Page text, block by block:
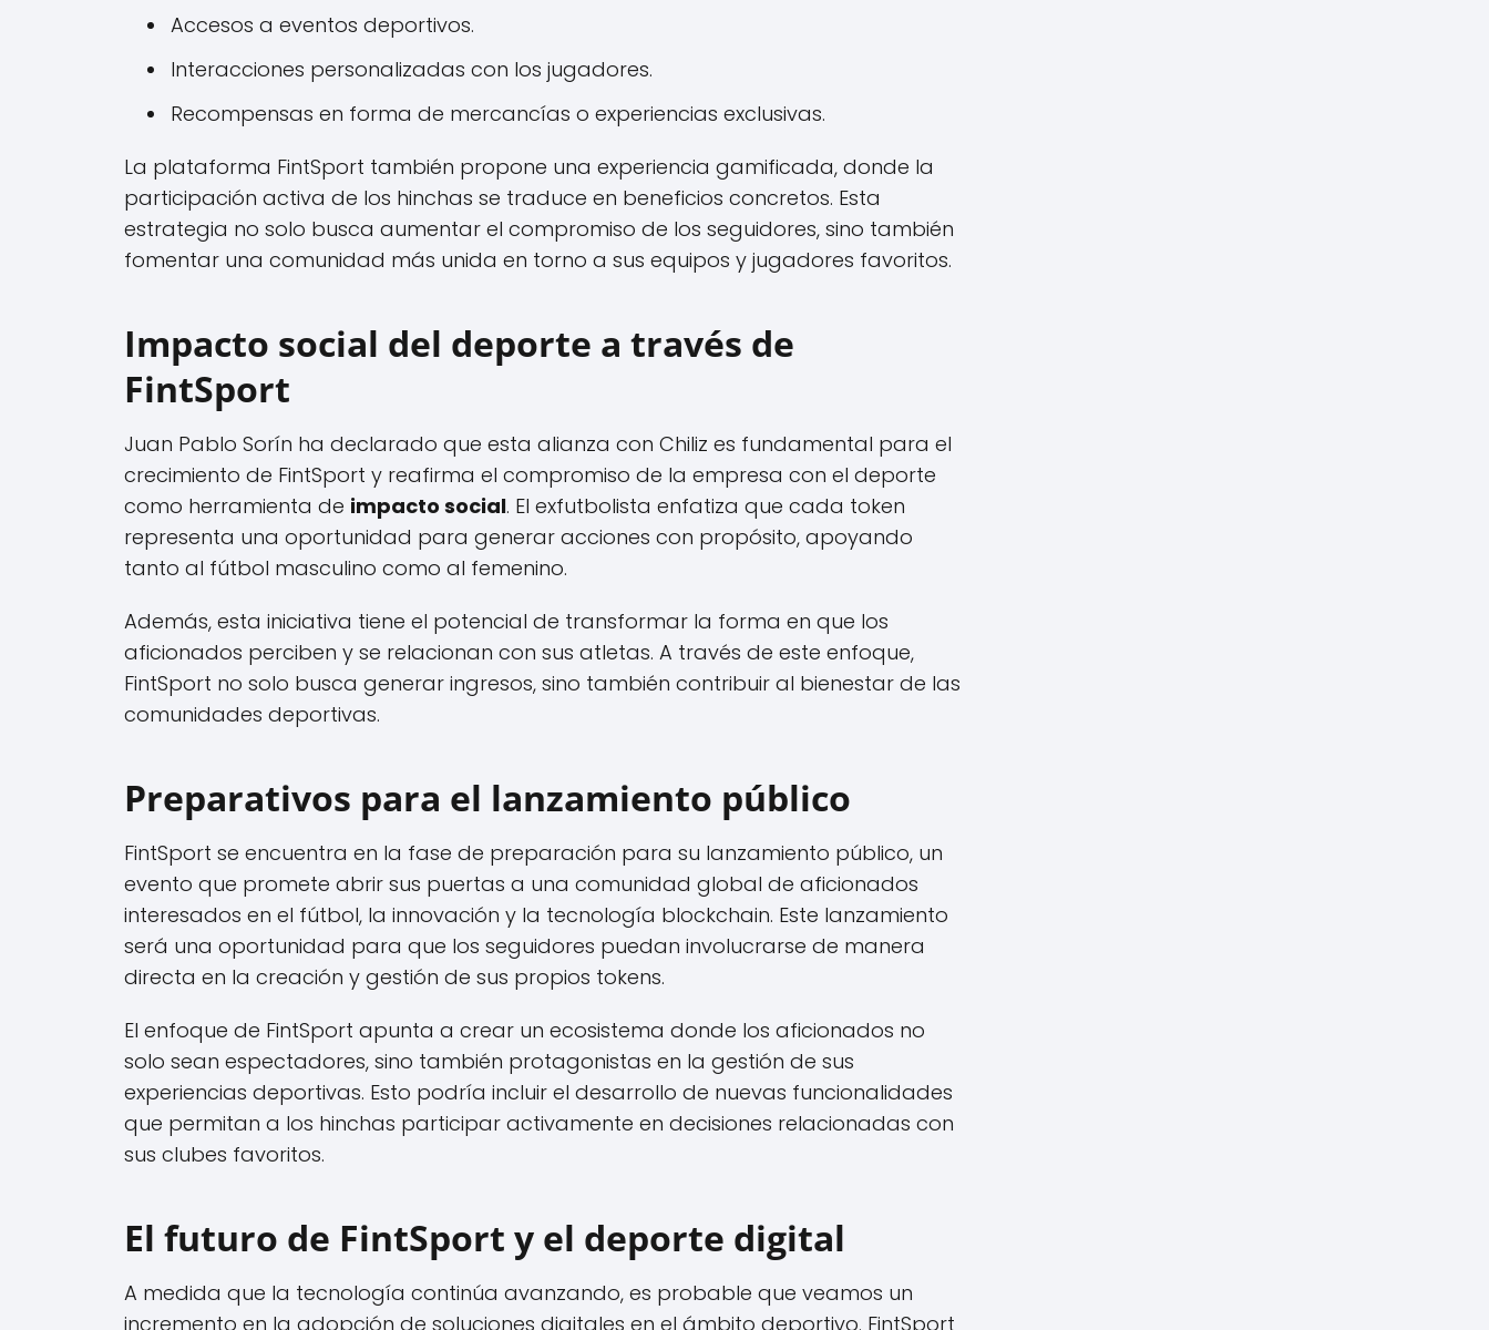
Accesos a eventos deportivos.
Interacciones personalizadas con los jugadores.
Recompensas en forma de mercancías o experiencias exclusivas.
La plataforma FintSport también propone una experiencia gamificada, donde la
participación activa de los hinchas se traduce en beneficios concretos. Esta
estrategia no solo busca aumentar el compromiso de los seguidores, sino también
fomentar una comunidad más unida en torno a sus equipos y jugadores favoritos.
Impacto social del deporte a través de
FintSport
Juan Pablo Sorín ha declarado que esta alianza con Chiliz es fundamental para el
crecimiento de FintSport y reafirma el compromiso de la empresa con el deporte
como herramienta de impacto social. El exfutbolista enfatiza que cada token
representa una oportunidad para generar acciones con propósito, apoyando
tanto al fútbol masculino como al femenino.
Además, esta iniciativa tiene el potencial de transformar la forma en que los
aficionados perciben y se relacionan con sus atletas. A través de este enfoque,
FintSport no solo busca generar ingresos, sino también contribuir al bienestar de las
comunidades deportivas.
Preparativos para el lanzamiento público
FintSport se encuentra en la fase de preparación para su lanzamiento público, un
evento que promete abrir sus puertas a una comunidad global de aficionados
interesados en el fútbol, la innovación y la tecnología blockchain. Este lanzamiento
será una oportunidad para que los seguidores puedan involucrarse de manera
directa en la creación y gestión de sus propios tokens.
El enfoque de FintSport apunta a crear un ecosistema donde los aficionados no
solo sean espectadores, sino también protagonistas en la gestión de sus
experiencias deportivas. Esto podría incluir el desarrollo de nuevas funcionalidades
que permitan a los hinchas participar activamente en decisiones relacionadas con
sus clubes favoritos.
El futuro de FintSport y el deporte digital
A medida que la tecnología continúa avanzando, es probable que veamos un
incremento en la adopción de soluciones digitales en el ámbito deportivo. FintSport